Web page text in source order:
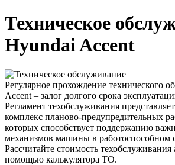
Техническое
Hyundai Accent
Регулярное прохождение технического
Accent – залог долгого срока
Регламент техобслуживания
комплекс планово-предупредительных
которых способствует поддержанию
механизмов машины в работоспособном
Рассчитайте стоимость техобслуживания
помощью калькулятора ТО.